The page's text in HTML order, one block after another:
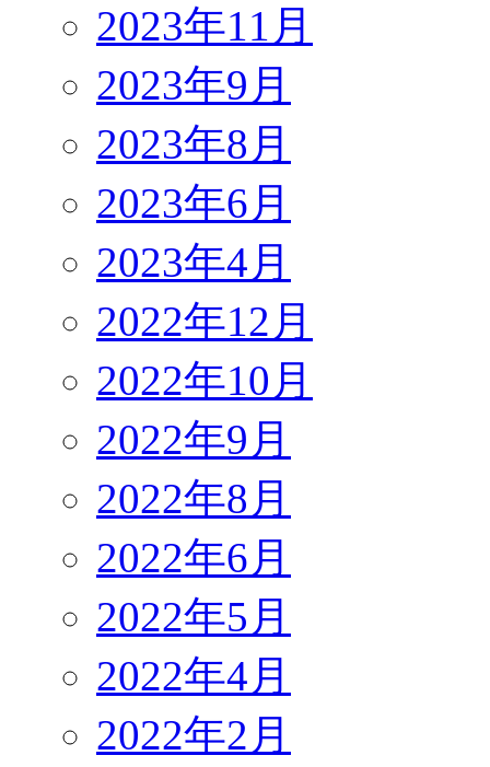
2023年11月
2023年9月
2023年8月
2023年6月
2023年4月
2022年12月
2022年10月
2022年9月
2022年8月
2022年6月
2022年5月
2022年4月
2022年2月